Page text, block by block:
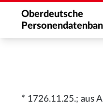
Oberdeutsche
* 1726.11.25.; aus